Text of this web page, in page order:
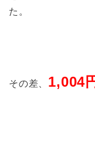
た。
その差、 1,004